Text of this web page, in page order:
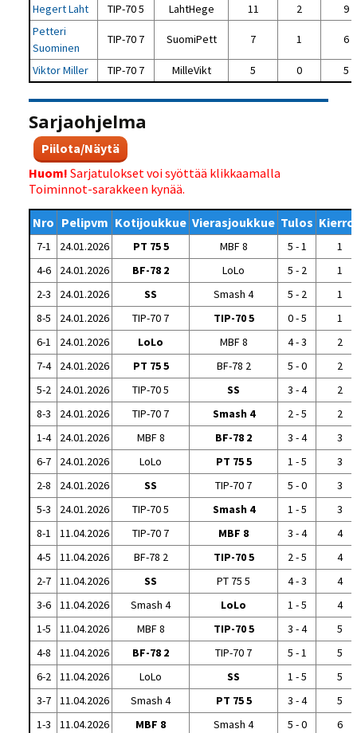
Hegert Laht TIP-70 5 LahtHege 11 2
9
Petteri
Suominen
TIP-70 7 SuomiPett 7 1 6
Viktor Miller TIP-70 7 MilleVikt 5 0 5
Sarjaohjelma
Piilota/Näytä
Huom! Sarjatulokset voi syöttää klikkaamalla
Toiminnot-sarakkeen kynää.
Nro Pelipvm Kotijoukkue Vierasjoukkue Tulos
7-1 24.01.2026 PT 75 5 MBF 8 5 - 1
1
4-6
24.01.2026 BF-78 2 LoLo 5 - 2
1
2-3
24.01.2026 SS Smash 4 5 - 2
1
8-5
24.01.2026 TIP-70 7 TIP-70 5 0 - 5
1
6-1
24.01.2026 LoLo MBF 8 4 - 3
2
7-4
24.01.2026 PT 75 5 BF-78 2 5 - 0
2
5-2
24.01.2026 TIP-70 5 SS 3 - 4
2
8-3
24.01.2026 TIP-70 7 Smash 4 2 - 5
2
1-4
24.01.2026 MBF 8 BF-78 2 3 - 4
3
6-7
24.01.2026 LoLo PT 75 5 1 - 5
3
2-8
24.01.2026 SS TIP-70 7 5 - 0
3
5-3
24.01.2026 TIP-70 5 Smash 4 1 - 5
3
8-1
11.04.2026 TIP-70 7 MBF 8 3 - 4
4
4-5
11.04.2026 BF-78 2 TIP-70 5 2 - 5
4
2-7
11.04.2026 SS PT 75 5 4 - 3
4
3-6
11.04.2026 Smash 4 LoLo 1 - 5
4
1-5
11.04.2026 MBF 8 TIP-70 5 3 - 4
5
4-8
11.04.2026 BF-78 2 TIP-70 7 5 - 1
5
6-2
11.04.2026 LoLo SS 1 - 5
5
3-7
11.04.2026 Smash 4 PT 75 5 3 - 4
5
1-3
11.04.2026 MBF 8 Smash 4 5 - 0
6